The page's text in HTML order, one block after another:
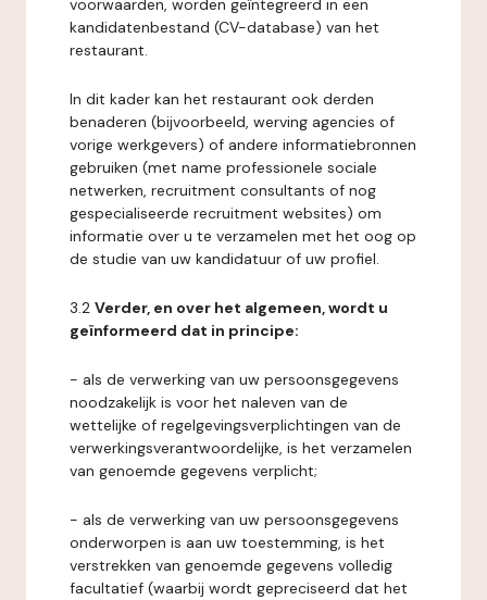
voorwaarden, worden geïntegreerd in een
kandidatenbestand (CV-database) van het
restaurant.
In dit kader kan het restaurant ook derden
benaderen (bijvoorbeeld, werving agencies of
vorige werkgevers) of andere informatiebronnen
gebruiken (met name professionele sociale
netwerken, recruitment consultants of nog
gespecialiseerde recruitment websites) om
informatie over u te verzamelen met het oog op
de studie van uw kandidatuur of uw profiel.
3.2 Verder, en over het algemeen, wordt u
geïnformeerd dat in principe:
- als de verwerking van uw persoonsgegevens
noodzakelijk is voor het naleven van de
wettelijke of regelgevingsverplichtingen van de
verwerkingsverantwoordelijke, is het verzamelen
van genoemde gegevens verplicht;
- als de verwerking van uw persoonsgegevens
onderworpen is aan uw toestemming, is het
verstrekken van genoemde gegevens volledig
facultatief (waarbij wordt gepreciseerd dat het